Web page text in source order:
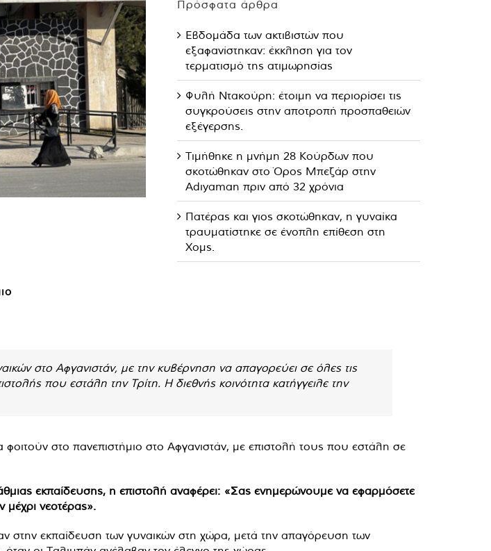
Πρόσφατα άρθρα
Εβδομάδα των ακτιβιστών που
εξαφανίστηκαν: έκκληση για τον
τερματισμό της ατιμωρησίας
Φυλή Ντακούρη: έτοιμη να περιορίσει τις
συγκρούσεις στην αποτροπή προσπαθειών
εξέγερσης.
Τιμήθηκε η μνήμη 28 Κούρδων που
σκοτώθηκαν στο Όρος Μπεζάρ στην
Adıyaman πριν από 32 χρόνια
Πατέρας και γιος σκοτώθηκαν, η γυναίκα
τραυματίστηκε σε ένοπλη επίθεση στη
Χομς.
στο Αφγανιστάν, με την κυβέρνηση να απαγορεύει σε όλες τις
που εστάλη την Τρίτη. Η διεθνής κοινότητα κατήγγειλε την
στο πανεπιστήμιο στο Αφγανιστάν, με επιστολή τους που εστάλη σε
εκπαίδευσης, η επιστολή αναφέρει: «Σας ενημερώνουμε να εφαρμόσετε
μέχρι νεοτέρας».
στην εκπαίδευση των γυναικών στη χώρα, μετά την απαγόρευση των